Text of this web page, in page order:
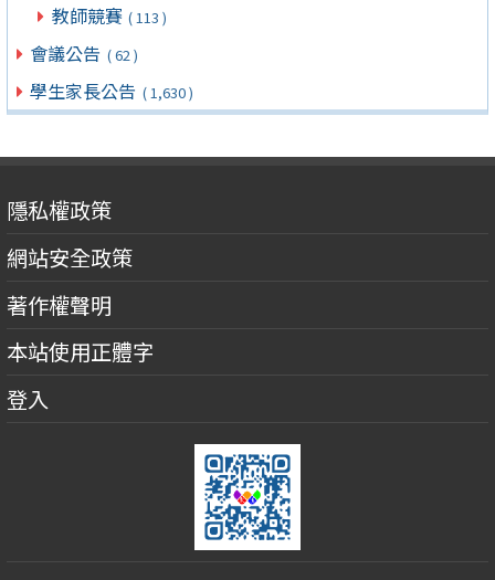
教師競賽 ( 113 )
會議公告 ( 62 )
學生家長公告 ( 1,630 )
隱私權政策
網站安全政策
著作權聲明
本站使用正體字
登入